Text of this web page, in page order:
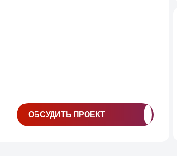
ОБСУДИТЬ ПРОЕКТ